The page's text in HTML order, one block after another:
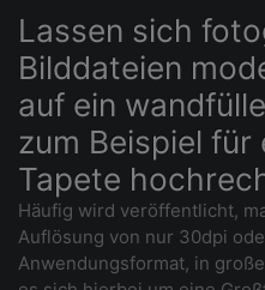
Lassen sich
Bilddateien
auf ein
zum Beispiel für
Tapete
Häufig wird veröffentlicht,
Auflösung von nur 30dpi
Anwendungsformat, in